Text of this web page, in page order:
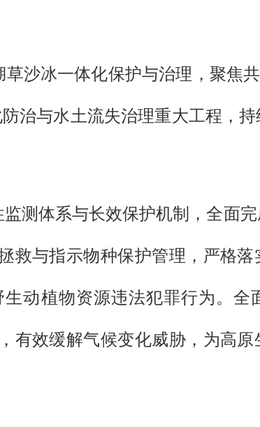
沙冰一体化保护与治理，聚焦
治与水土流失治理重大工程，
测体系与长效保护机制，全面
与指示物种保护管理，严格落
动植物资源违法犯罪行为。全
有效缓解气候变化威胁，为高